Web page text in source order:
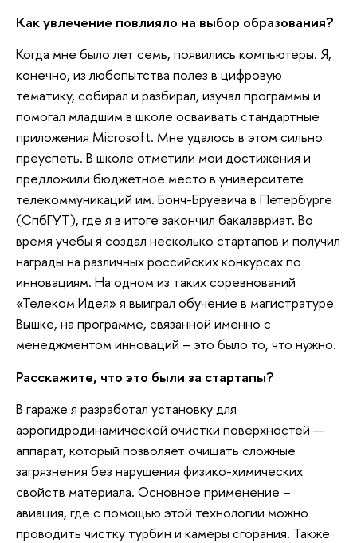
Как увлечение повлияло на выбор образования?
Когда мне было лет семь, появились компьютеры. Я,
конечно, из любопытства полез в цифровую
тематику, собирал и разбирал, изучал программы и
помогал младшим в школе осваивать стандартные
приложения Microsoft. Мне удалось в этом сильно
преуспеть. В школе отметили мои достижения и
предложили бюджетное место в университете
телекоммуникаций им. Бонч-Бруевича в Петербурге
(СпбГУТ), где я в итоге закончил бакалавриат. Во
время учебы я создал несколько стартапов и получил
награды на различных российских конкурсах по
инновациям. На одном из таких соревнований
«Телеком Идея» я выиграл обучение в магистратуре
Вышке, на программе, связанной именно с
менеджментом инноваций – это было то, что нужно.
Расскажите, что это были за стартапы?
В гараже я разработал установку для
аэрогидродинамической очистки поверхностей —
аппарат, который позволяет очищать сложные
загрязнения без нарушения физико-химических
свойств материала. Основное применение –
авиация, где с помощью этой технологии можно
проводить чистку турбин и камеры сгорания. Также